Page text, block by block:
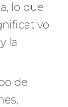
lo que
la
de